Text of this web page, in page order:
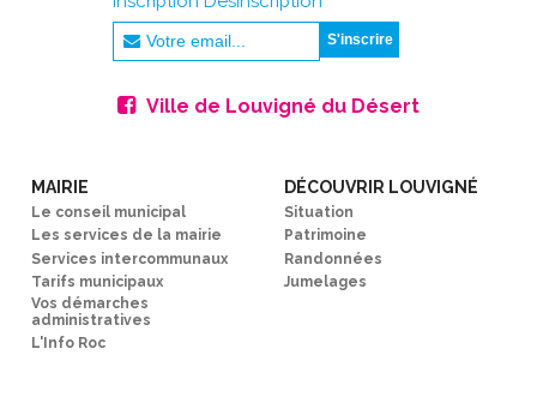
Ville de Louvigné du Désert
MAIRIE
Le conseil municipal
Les services de la mairie
Services intercommunaux
Tarifs municipaux
Vos démarches
administratives
L'Info Roc
DÉCOUVRIR LOUVIGNÉ
Situation
Patrimoine
Randonnées
Jumelages